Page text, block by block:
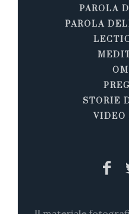
PAROLA
PAROLA
STORIE
VIDEO